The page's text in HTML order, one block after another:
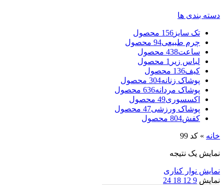
دسته بندی ها
تک سایز 156 محصول
چرم طبیعی94 محصول
ساعت438 محصول
لباس زیر 1 محصول
کیف136 محصول
پوشاک زنانه304 محصول
پوشاک مردانه636 محصول
اکسسوری49 محصول
پوشاک ورزشی47 محصول
کفش804 محصول
خانه » کد 99
نمایش یک نتیجه
نمایش نوار کناری
نمایش 9
12
18
24